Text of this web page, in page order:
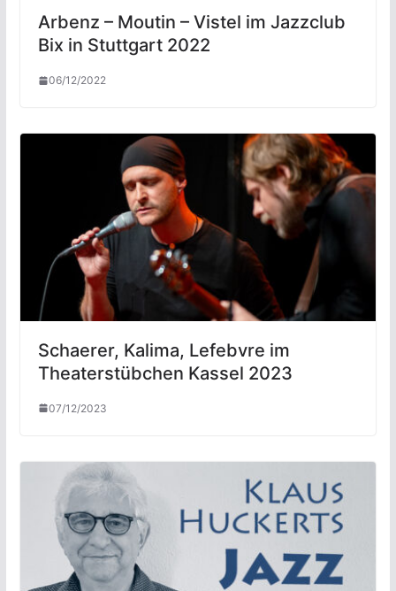
Arbenz – Moutin – Vistel im Jazzclub
Bix in Stuttgart 2022
06/12/2022
Schaerer, Kalima, Lefebvre im
Theaterstübchen Kassel 2023
07/12/2023